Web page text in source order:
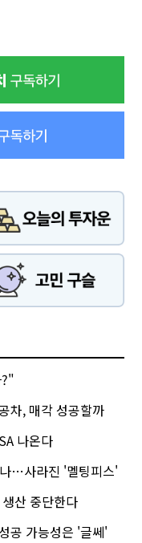
차, 매각 성공할까
나온다
…사라진 '멜팅피스'
산 중단한다
공 가능성은 '글쎄'